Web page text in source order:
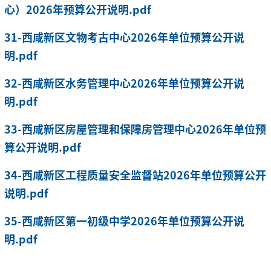
心）2026年预算公开说明.pdf
31-西咸新区文物考古中心2026年单位预算公开说
明.pdf
32-西咸新区水务管理中心2026年单位预算公开说
明.pdf
33-西咸新区房屋管理和保障房管理中心2026年单位预
算公开说明.pdf
34-西咸新区工程质量安全监督站2026年单位预算公开
说明.pdf
35-西咸新区第一初级中学2026年单位预算公开说
明.pdf